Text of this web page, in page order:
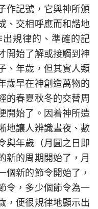
作記號，它與神所頒
交相呼應而和諧地
規律的、準確的記
開始了解或接觸到神
、年歲，但其實人類
歲早在神創造萬物的
的春夏秋冬的交替周
開始了。因着神所造
地讓人辨識晝夜、數
與年歲（月圓之日即
新的周期開始了，月
個新的節令開始了，
令，多少個節令為一
，便很規律地顯示出